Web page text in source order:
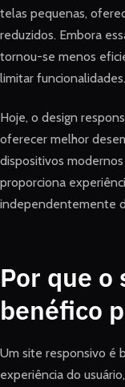
telas pequenas,
reduzidos. Embora
tornou-se menos
limitar funcionalidades.
Hoje, o design
oferecer melhor
dispositivos
proporciona
independentemente
Por que o
benéfico
Um site responsivo é
experiência do